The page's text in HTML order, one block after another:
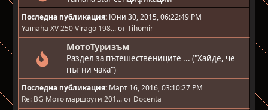
Последна публикация: Юни 30, 2015, 06:22:49 PM
Yamaha XV 250 Virago 198...отTihomir
МотоТуризъм
Раздел за пътешествениците ... ("Хайде, че
път ни чака")
Последна публикация: Март 16, 2016, 03:10:27 PM
Re: BG Мото маршрути 201...от Docenta